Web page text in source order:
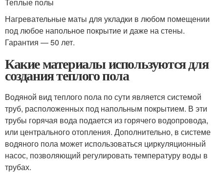
Нагревательные маты для укладки в любом помещении
под любое напольное покрытие и даже на стены.
Гарантия — 50 лет.
Какие материалы используются для
создания теплого пола
Водяной вид теплого пола по сути является системой
труб, расположенных под напольным покрытием. В эти
трубы горячая вода подается из горячего водопровода,
или центрального отопления. Дополнительно, в системе
водяного пола может использоваться циркуляционный
насос, позволяющий регулировать температуру воды в
трубах.